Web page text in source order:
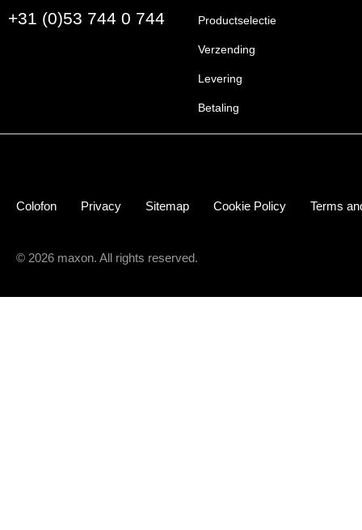
+31 (0)53 744 0 744 Productselectie
Verzending
Levering
Betaling
Colofon Privacy Sitemap Cookie Policy Terms
© 2026 maxon. All rights reserved.